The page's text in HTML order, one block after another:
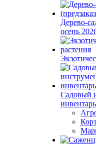
Дерево-
осень
Садовый
инвентарь